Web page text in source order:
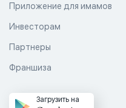
Приложение для имамов
Инвесторам
Партнеры
Франшиза
Загрузить на